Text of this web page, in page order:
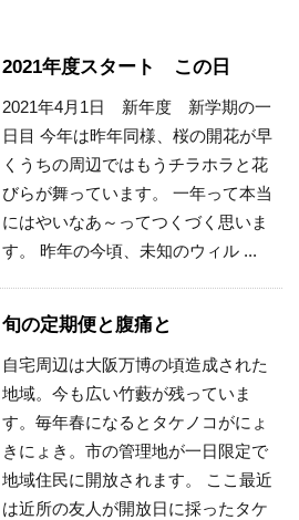
2021年度スタート この日
2021年4月1日 新年度 新学期の一
日目 今年は昨年同様、桜の開花が早
くうちの周辺ではもうチラホラと花
びらが舞っています。 一年って本当
にはやいなあ～ってつくづく思いま
す。 昨年の今頃、未知のウィル ...
旬の定期便と腹痛と
自宅周辺は大阪万博の頃造成された
地域。今も広い竹藪が残っていま
す。毎年春になるとタケノコがにょ
きにょき。市の管理地が一日限定で
地域住民に開放されます。 ここ最近
は近所の友人が開放日に採ったタケ